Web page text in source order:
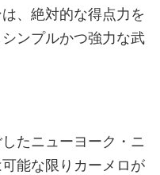
、絶対的な得点力を
ンプルかつ強力な武
たニューヨーク・ニ
能な限りカーメロが